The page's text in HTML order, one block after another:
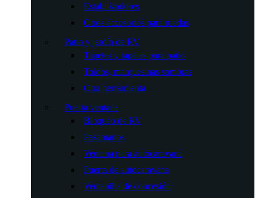
Estabilizadores
Otros accesorios para ruedas
Patio y jardín de RV
Tapetes y tapetes para patio
Toldos, marquesinas sombras
Otra herramienta
Puerta ventana
Bloqueo de RV
Pasamanos
Ventana para autocaravana
Puerta de autocaravana
Ventanilla de concesión